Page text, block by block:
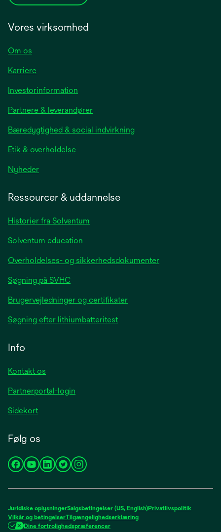
Vores virksomhed
Om os
Karriere
Investorinformation
a
new
Partnere & leverandører
Bæredygtighed & social indvirkning
Etik & overholdelse
Nyhederopens
tab
Ressourcer & uddannelse
Historier fra Solventum
Solventum education
Overholdelses- og sikkerhedsdokumenter
Søgning på SVHC
Brugervejledninger og certifikater
Søgning efter lithiumbatteritest
Info
Kontakt os
Partnerportal-login
Sidekort
Følg os
opens
new
tab
opens
new
tab
opens
new
tab
opens
new
tab
opens
new
tab
Juridiske oplysningerSalgsbetingelser (US, English)Privatlivspolitik
Vilkår og betingelserTilgængelighedserklæring
Dine fortrolighedspræferencer